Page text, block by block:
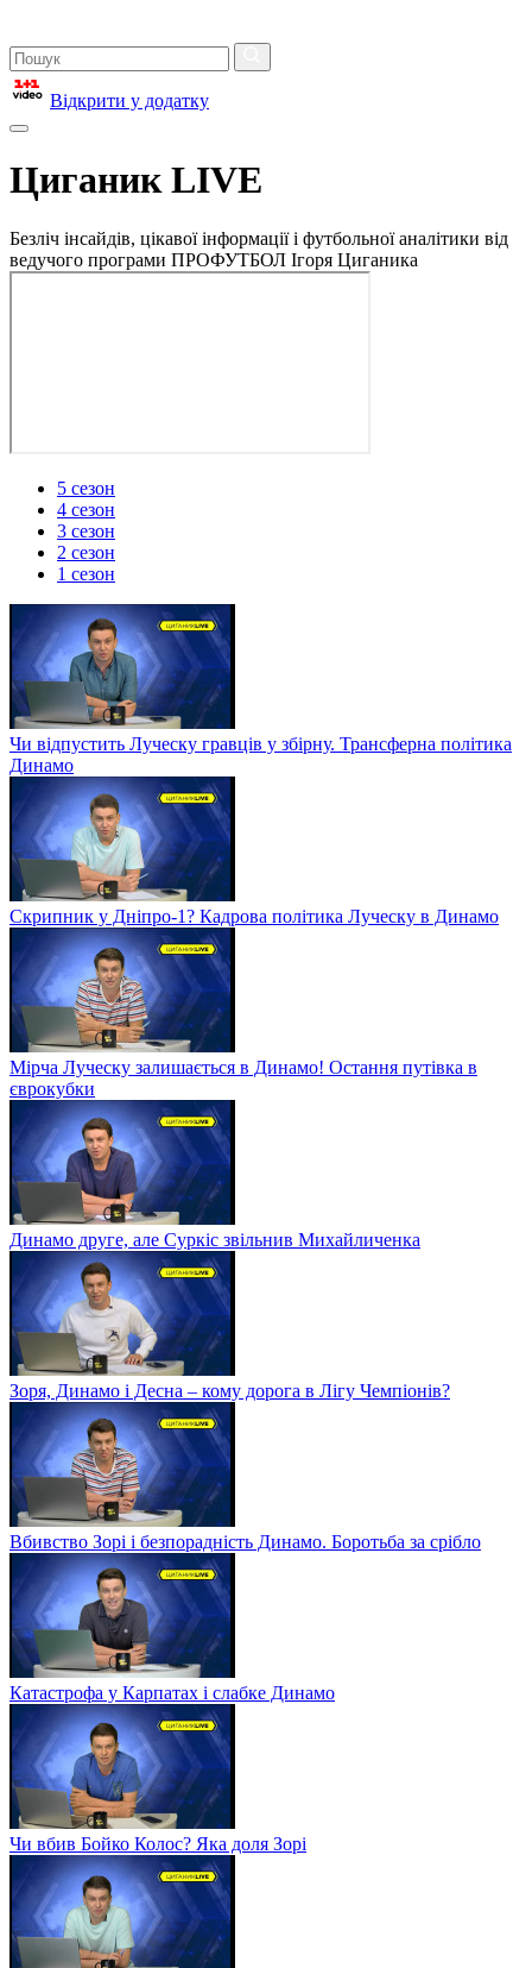
Відкрити у додатку
Циганик LIVE
Безліч інсайдів, цікавої інформації і футбольної аналітики від
ведучого програми ПРОФУТБОЛ Ігоря Циганика
5 сезон
4 сезон
3 сезон
2 сезон
1 сезон
Чи відпустить Луческу гравців у збірну. Трансферна політика
Динамо
Скрипник у Дніпро-1? Кадрова політика Луческу в Динамо
Мірча Луческу залишається в Динамо! Остання путівка в
єврокубки
Динамо друге, але Суркіс звільнив Михайличенка
Зоря, Динамо і Десна – кому дорога в Лігу Чемпіонів?
Вбивство Зорі і безпорадність Динамо. Боротьба за срібло
Катастрофа у Карпатах і слабке Динамо
Чи вбив Бойко Колос? Яка доля Зорі